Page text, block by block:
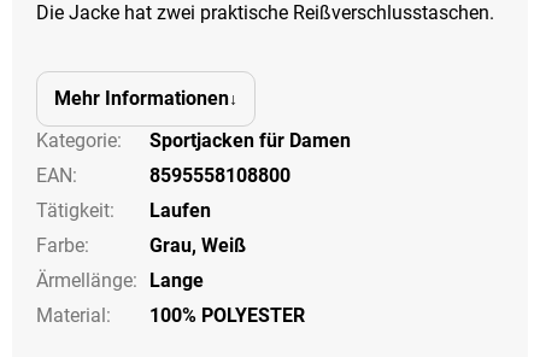
Die Jacke hat zwei praktische Reißverschlusstaschen.
Mehr Informationen
Kategorie:
Sportjacken für Damen
EAN:
8595558108800
Tätigkeit:
Laufen
Farbe: Grau, Weiß
Ärmellänge:
Lange
Material:
100% POLYESTER